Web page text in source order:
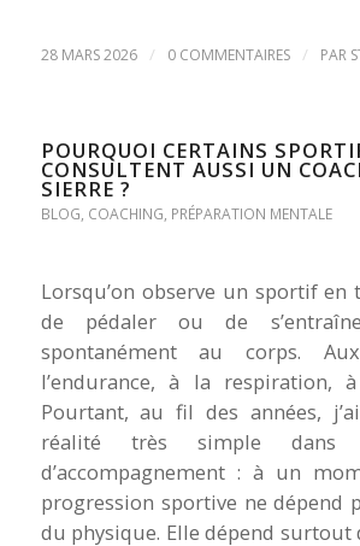
28 MARS 2026 / 0 COMMENTAIRES / PAR
POURQUOI CERTAINS
CONSULTENT AUSSI UN
SIERRE ?
BLOG, COACHING, PRÉPARATION MENTALE
Lorsqu’on observe un sportif
de pédaler ou de
spontanément au corps.
l’endurance, à la respiration,
Pourtant, au fil des années,
réalité très simple dans
d’accompagnement : à un
progression sportive ne dépend
du physique. Elle dépend surtout